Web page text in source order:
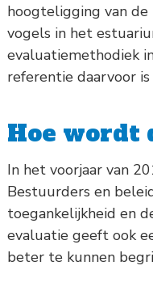
hoogteligging van de
vogels in het
evaluatiemethodiek
referentie daarvoor
Hoe wordt
In het voorjaar van
Bestuurders en
toegankelijkheid en
evaluatie geeft ook
beter te kunnen